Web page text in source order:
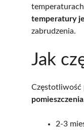
temperatury
zabrudzenia.
Jak
Częstotliwość
pomieszczenia
2-3